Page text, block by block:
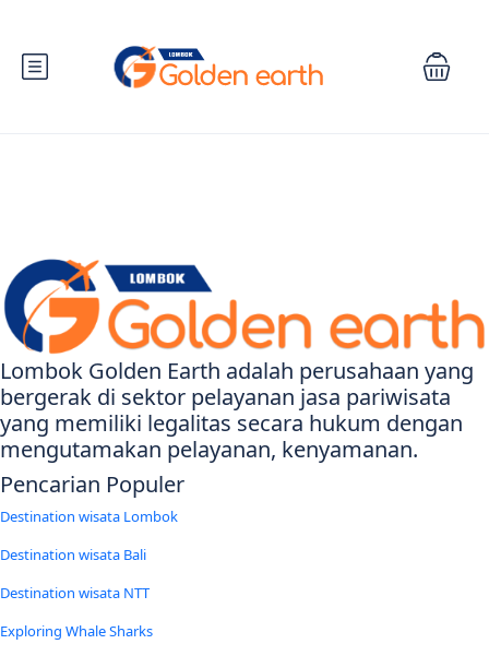
Lombok Golden Earth adalah perusahaan yang
bergerak di sektor pelayanan jasa pariwisata
yang memiliki legalitas secara hukum dengan
mengutamakan pelayanan, kenyamanan.
Pencarian Populer
Destination wisata Lombok
Destination wisata Bali
Destination wisata NTT
Exploring Whale Sharks